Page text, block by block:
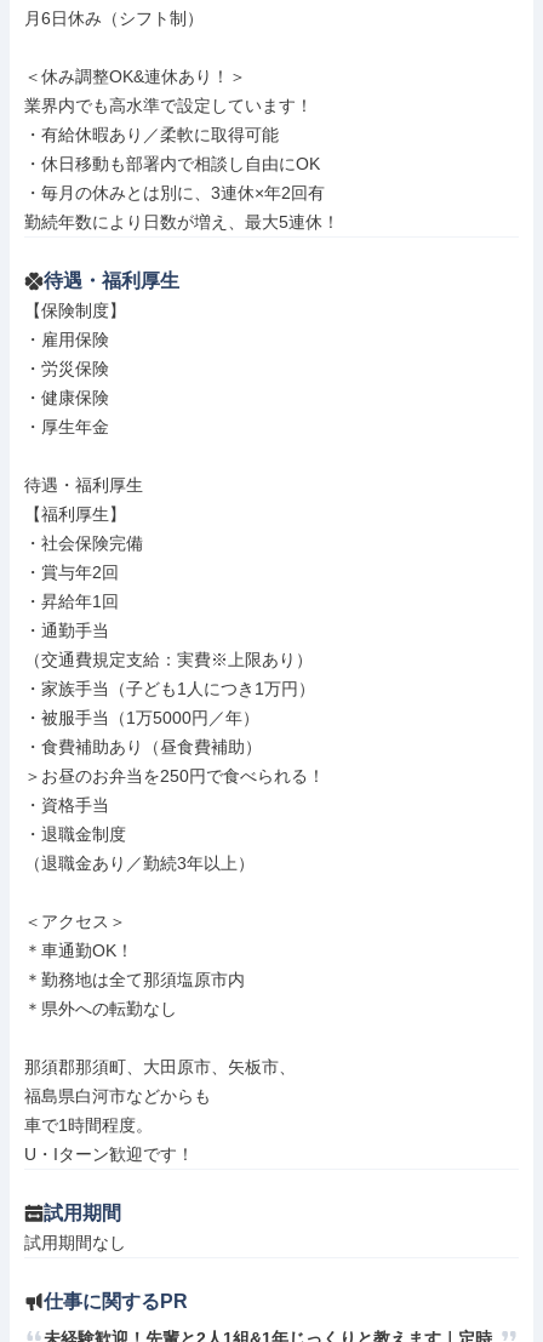
月6日休み（シフト制）
＜休み調整OK&連休あり！＞
業界内でも高水準で設定しています！
・有給休暇あり／柔軟に取得可能
・休日移動も部署内で相談し自由にOK
・毎月の休みとは別に、3連休×年2回有
勤続年数により日数が増え、最大5連休！
待遇・福利厚生
【保険制度】
・雇用保険
・労災保険
・健康保険
・厚生年金
待遇・福利厚生
【福利厚生】
・社会保険完備
・賞与年2回
・昇給年1回
・通勤手当
（交通費規定支給：実費※上限あり）
・家族手当（子ども1人につき1万円）
・被服手当（1万5000円／年）
・食費補助あり（昼食費補助）
＞お昼のお弁当を250円で食べられる！
・資格手当
・退職金制度
（退職金あり／勤続3年以上）
＜アクセス＞
＊車通勤OK！
＊勤務地は全て那須塩原市内
＊県外への転勤なし
那須郡那須町、大田原市、矢板市、
福島県白河市などからも
車で1時間程度。
U・Iターン歓迎です！
試用期間
試用期間なし
仕事に関するPR